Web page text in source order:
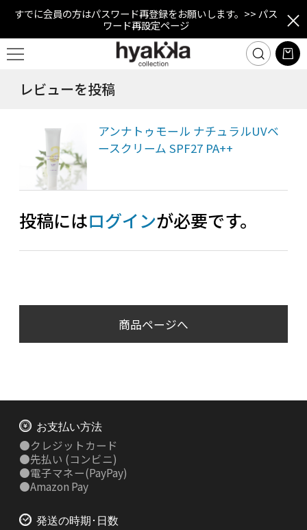
すでに会員の方はパスワード再登録をお願いします。 >> パス
ワード再設定ページ
レビューを投稿
アンナトゥモール ナチュラルUVベ
ースクリーム SPF27 PA++
投稿にはログインが必要です。
商品ページへ
お支払い方法
●クレジットカード
●先払い (コンビニ)
●電子マネー(PayPay)
●Amazon Pay
発送の時期･日数